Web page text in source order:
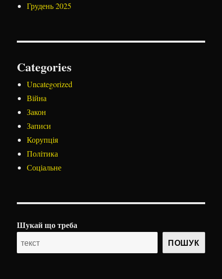
Грудень 2025
Categories
Uncategorized
Війна
Закон
Записи
Корупція
Політика
Соціальне
Шукай що треба
ПОШУК